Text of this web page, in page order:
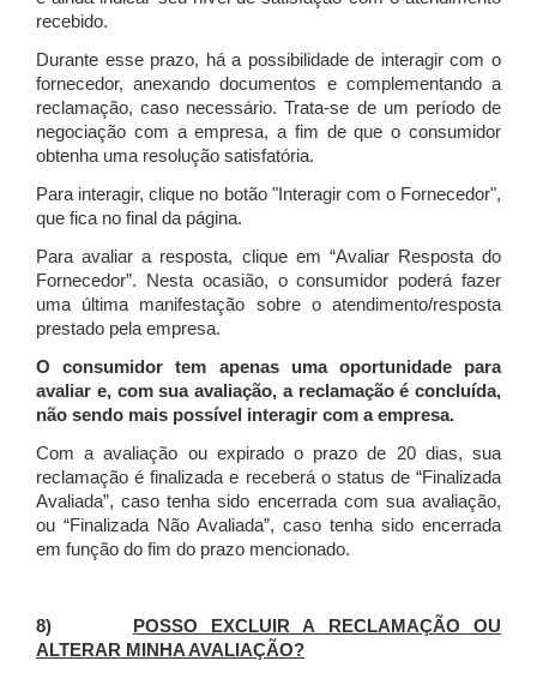
recebido.
Durante esse prazo, há a possibilidade de interagir com o
fornecedor, anexando documentos e complementando a
reclamação, caso necessário.Trata-se de um período de
negociação com a empresa, a fim de que o consumidor
obtenha uma resolução satisfatória.
Para interagir, clique no botão "Interagir com o Fornecedor",
que fica no final da página.
Para avaliar a resposta, clique em “Avaliar Resposta do
Fornecedor”. Nesta ocasião, o consumidor poderá fazer
uma última manifestação sobre o atendimento/resposta
prestado pela empresa.
O consumidor tem apenas uma oportunidade para
avaliar e, com sua avaliação, a reclamação é concluída,
não sendo mais possível interagir com a empresa.
Com a avaliação ou expirado o prazo de 20 dias, sua
reclamação é finalizada e receberá o status de “Finalizada
Avaliada”, caso tenha sido encerrada com sua avaliação,
ou “Finalizada Não Avaliada”, caso tenha sido encerrada
em função do fim do prazo mencionado.
8)
POSSO EXCLUIR A RECLAMAÇÃO OU
ALTERAR MINHA AVALIAÇÃO?